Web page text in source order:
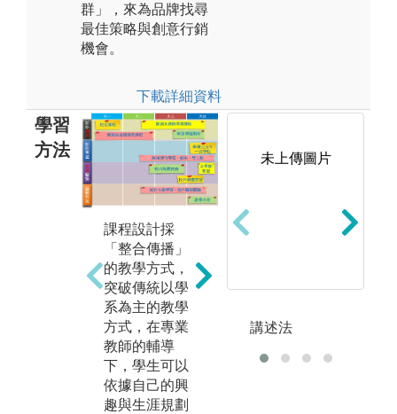
群」，來為品牌找尋
最佳策略與創意行銷
機會。
下載詳細資料
學習
方法
課程設計採
「整合傳播」
的教學方式，
突破傳統以學
系為主的教學
方式，在專業
教師的輔導
下，學生可以
依據自己的興
趣與生涯規劃
提供多元化學
習資源：(1)擁
間，並提供影
設計及文創商
品發表展演機
未上傳圖片
講述法